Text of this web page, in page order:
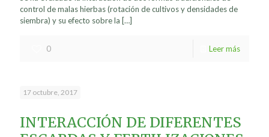
control de malas hierbas (rotación de cultivos y densidades de
siembra) y su efecto sobre la […]
0 Leer más
17 octubre, 2017
INTERACCIÓN DE DIFERENTES